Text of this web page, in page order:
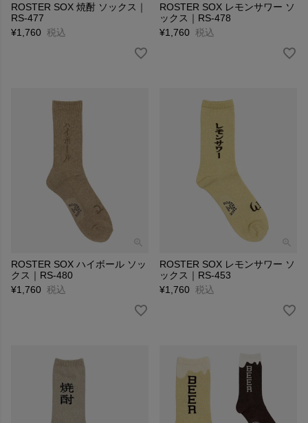
ROSTER SOX 焼酎 ソックス｜
RS-477
¥1,760 税込
ROSTER SOX レモンサワー ソ
ックス｜RS-478
¥1,760 税込
ROSTER SOX ハイボール ソッ
クス｜RS-480
¥1,760 税込
ROSTER SOX レモンサワー ソ
ックス｜RS-453
¥1,760 税込